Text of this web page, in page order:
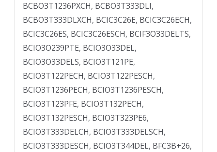
BCBO3T1236PXCH, BCBO3T333DLI,
BCBO3T333DLXCH, BCIC3C26E, BCIC3C26ECH,
BCIC3C26ES, BCIC3C26ESCH, BCIF3O33DELTS,
BCIO3O239PTE, BCIO3O33DEL,
BCIO3O33DELS, BCIO3T121PE,
BCIO3T122PECH, BCIO3T122PESCH,
BCIO3T1236PECH, BCIO3T1236PESCH,
BCIO3T123PFE, BCIO3T132PECH,
BCIO3T132PESCH, BCIO3T323PE6,
BCIO3T333DELCH, BCIO3T333DELSCH,
BCIO3T333DESCH, BCIO3T344DEL, BFC3B+26,